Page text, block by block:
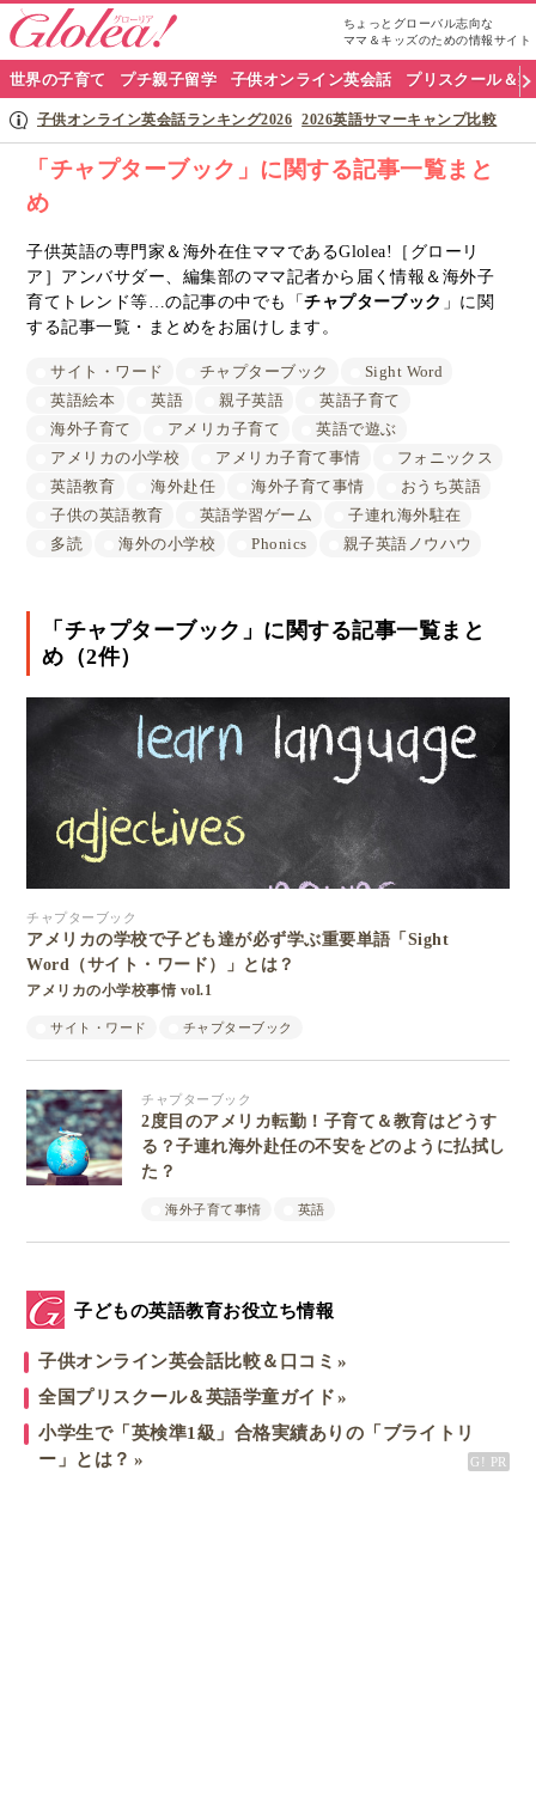
ちょっとグローバル志向な
ママ＆キッズのための情報サイト
グ
ロ
リ
ア
ナ
世界の子育て プチ親子留学 子供オンライン英会話 プリスクール＆
子供オンライン英会話ランキング2026 2026英語サマーキャンプ比較
「チャプターブック」に関する記事一覧まと
め
子供英語の専門家＆海外在住ママであるGlolea!［グローリ
ア］アンバサダー、編集部のママ記者から届く情報＆海外子
育てトレンド等…の記事の中でも「チャプターブック 」に関
する記事一覧・まとめをお届けします。
サイト・ワード チャプターブック
Sight Word
英語絵本
英語 親子英語
英語子育て
海外子育て
アメリカ子育て
英語で遊ぶ
アメリカの小学校
アメリカ子育て事情
フォニックス
英語教育
海外赴任 海外子育て事情
おうち英語
子供の英語教育
英語学習ゲーム
子連れ海外駐在
多読
海外の小学校 Phonics 親子英語ノウハウ
「チャプターブック」に関する記事一覧まと
め（2件）
チャプターブック
アメリカの学校で子ども達が必ず学ぶ重要単語「Sight
Word（サイト・ワード）」とは？
アメリカの小学校事情 vol.1
サイト・ワード チャプターブック
チャプターブック
2度目のアメリカ転勤！子育て＆教育はどうす
る？子連れ海外赴任の不安をどのように払拭し
た？
海外子育て事情 英語
子どもの英語教育お役立ち情報
子供オンライン英会話比較＆口コミ
全国プリスクール＆英語学童ガイド
小学生で「英検準1級」合格実績ありの「ブライトリ
ー」とは？